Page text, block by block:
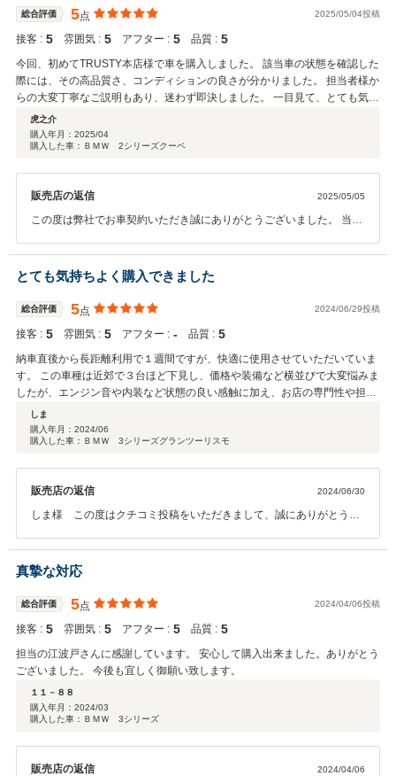
総合評価 5点 2025/05/04投稿
接客 : 5 雰囲気 : 5 アフター : 5 品質 : 5
今回、初めてTRUSTY本店様で車を購入しました。 該当車の状態を確認した
際には、その高品質さ、コンディションの良さが分かりました。 担当者様か
らの大変丁寧なご説明もあり、迷わず即決しました。 一目見て、とても気に
入りました。 また、従業員の方々も皆さん元気良くご挨拶されて、お店に居
る間は、とても気持ち良く過ごせました。 電話での応対も丁寧で、従業員教
育が徹底されていることを実感しました。 購入した車、購入した販売店とも
虎之介
購入年月： 2025/04
購入した車：ＢＭＷ 2シリーズクーペ
販売店の返信 2025/05/05
この度は弊社でお車契約いただき誠にありがとうございました。 当初
ご提案させていただき、気に入って頂き何よりでございます。 ご納車
までは少しお時間ございますが、楽しみにお待ち頂けますと幸いで
とても気持ちよく購入できました
総合評価 5点 2024/06/29投稿
接客 : 5 雰囲気 : 5 アフター : ‐ 品質 : 5
納車直後から長距離利用で１週間ですが、快適に使用させていただいていま
す。 この車種は近郊で３台ほど下見し、価格や装備など横並びで大変悩みま
したが、エンジン音や内装など状態の良い感触に加え、お店の専門性や担当
者の誠実さから決断に至りました。 BMWは初めてで、お付き合いを継続す
るにはやや遠い場所なのが残念ですけれど、次があるとしたら真っ先に相談
してみようと思います。
しま
購入年月： 2024/06
購入した車：ＢＭＷ 3シリーズグランツーリスモ
販売店の返信 2024/06/30
しま様 この度はクチコミ投稿をいただきまして、誠にありがとうご
商談の時は大変お世話になりました。ご購入にあたり、大変悩まれた
と思います。最終的にはサービスも精一杯頑張りました。ボディーは
上級のコーティングを施工させていただきましたので、これから大切
にご使用いただければ嬉しいです。 ご遠方からのご来店も誠にありが
とうございました。 車検や点検などお気軽にご相談ください。この度
は弊社にてご成約をいただきまして、誠にありがとうございました。
真摯な対応
総合評価 5点 2024/04/06投稿
接客 : 5 雰囲気 : 5 アフター : 5 品質 : 5
担当の江波戸さんに感謝しています。 安心して購入出来ました。ありがとう
ございました。 今後も宜しく御願い致します。
１１－８８
購入年月： 2024/03
購入した車：ＢＭＷ 3シリーズ
販売店の返信 2024/04/06